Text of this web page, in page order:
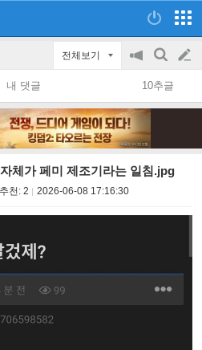
전체보기
공
지
on/off
검
색
글
쓰
내 댓글 10추글
체가 페미 제조기라는 일침.jpg
추천: 2 2026-06-08 17:16:30